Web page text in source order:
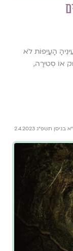
הָעֲיֵפוֹת לֹא
אוֹ סְטִירָה,
בניסן תשפ״ג 2.4.2023